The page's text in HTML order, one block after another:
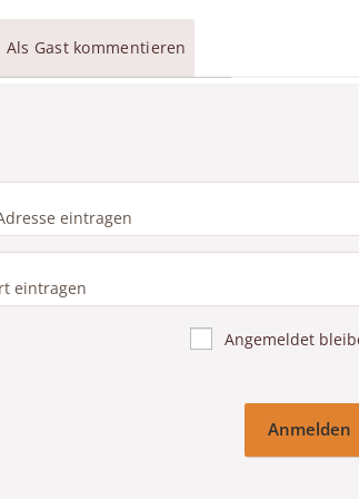
Als Gast kommentieren
Angemeldet
Anmelden